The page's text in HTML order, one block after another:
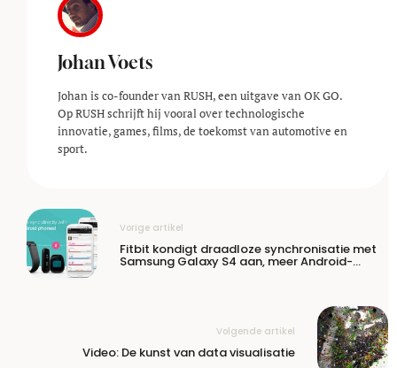
Johan Voets
Johan is co-founder van RUSH, een uitgave van OK GO.
Op RUSH schrijft hij vooral over technologische
innovatie, games, films, de toekomst van automotive en
sport.
Vorige artikel
Fitbit kondigt draadloze synchronisatie met
Samsung Galaxy S4 aan, meer Android-
devices volgen
Volgende artikel
Video: De kunst van data visualisatie